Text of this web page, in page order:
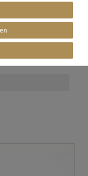
Korngrößen - Holzhalter